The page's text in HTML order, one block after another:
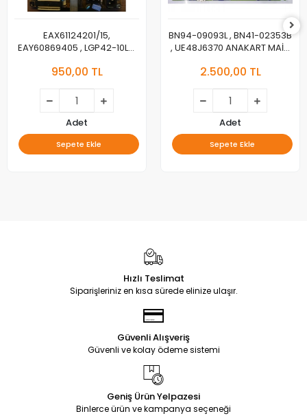
EAX61124201/15,
EAY60869405 , LGP42-10LS,
42LD450C, POWER BOARD,
950,00 TL
Adet
Sepete Ekle
BN94-09093L , BN41-02353B
, UE48J6370 ANAKART MAİN
2.500,00 TL
Adet
Sepete Ekle
Hızlı Teslimat
Siparişleriniz en kısa sürede elinize ulaşır.
Güvenli Alışveriş
Güvenli ve kolay ödeme sistemi
Geniş Ürün Yelpazesi
Binlerce ürün ve kampanya seçeneği